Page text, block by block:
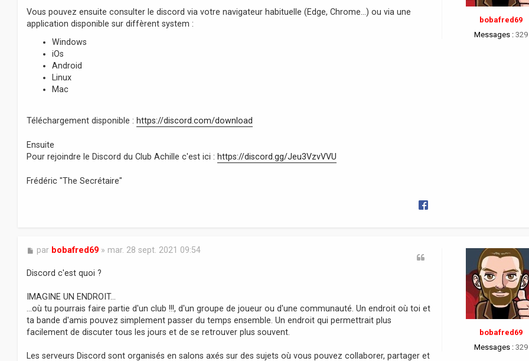
bobafred69
Messages : 329
e
Vous pouvez ensuite consulter le discord via votre navigateur habituelle (Edge, Chrome...) ou via une
application disponible sur diffèrent system :
Windows
iOs
Android
Linux
Mac
Téléchargement disponible : https://discord.com/download
Ensuite
Pour rejoindre le Discord du Club Achille c'est ici : https://discord.gg/Jeu3VzvVVU
Frédéric "The Secrétaire"
bobafred69
Messages : 329
M
s
g
e
par bobafred69» mar. 28 sept. 2021 09:54
Discord c'est quoi ?
IMAGINE UN ENDROIT...
…où tu pourrais faire partie d'un club !!!, d'un groupe de joueur ou d'une communauté. Un endroit où toi et
ta bande d'amis pouvez simplement passer du temps ensemble. Un endroit qui permettrait plus
facilement de discuter tous les jours et de se retrouver plus souvent.
Les serveurs Discord sont organisés en salons axés sur des sujets où vous pouvez collaborer, partager et